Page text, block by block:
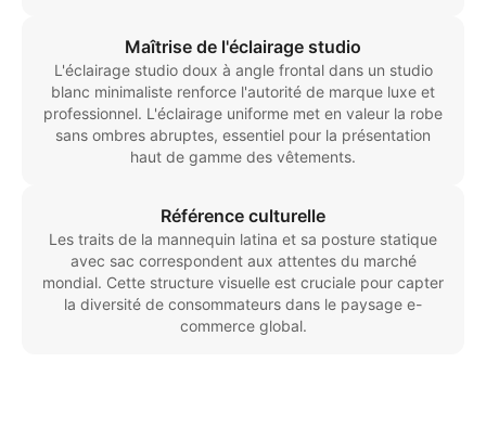
Maîtrise de l'éclairage studio
L'éclairage studio doux à angle frontal dans un studio
blanc minimaliste renforce l'autorité de marque luxe et
professionnel. L'éclairage uniforme met en valeur la robe
sans ombres abruptes, essentiel pour la présentation
haut de gamme des vêtements.
Référence culturelle
Les traits de la mannequin latina et sa posture statique
avec sac correspondent aux attentes du marché
mondial. Cette structure visuelle est cruciale pour capter
la diversité de consommateurs dans le paysage e-
commerce global.